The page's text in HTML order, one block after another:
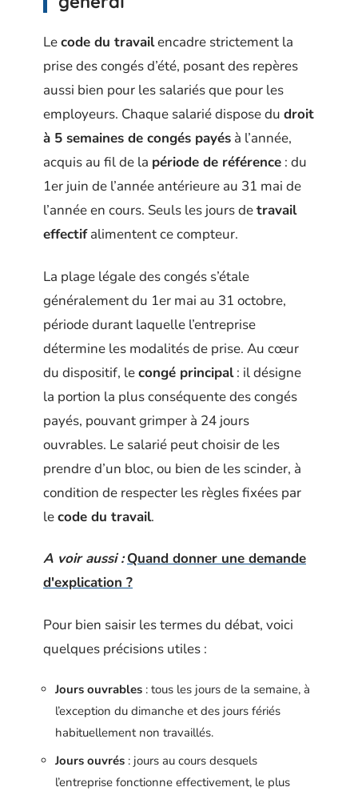
Lecode du travailencadre strictement la
prise des congés d’été, posant des repères
aussi bien pour les salariés que pour les
employeurs. Chaque salarié dispose du droit
à 5 semaines de congés payés à l’année,
acquis au fil de la période de référence : du
1er juin de l’année antérieure au 31 mai de
l’année en cours. Seuls les jours detravail
effectifalimentent ce compteur.
La plage légale des congés s’étale
généralement du 1er mai au 31 octobre,
période durant laquelle l’entreprise
détermine les modalités de prise. Au cœur
du dispositif, lecongé principal: il désigne
la portion la plus conséquente des congés
payés, pouvant grimper à 24 jours
ouvrables. Le salarié peut choisir de les
prendre d’un bloc, ou bien de les scinder, à
condition de respecter les règles fixées par
lecode du travail.
A voir aussi : Quand donner une demande
d'explication ?
Pour bien saisir les termes du débat, voici
quelques précisions utiles :
Jours ouvrables : tous les jours de la semaine, à
l’exception du dimanche et des jours fériés
habituellement non travaillés.
Jours ouvrés : jours au cours desquels
l’entreprise fonctionne effectivement, le plus